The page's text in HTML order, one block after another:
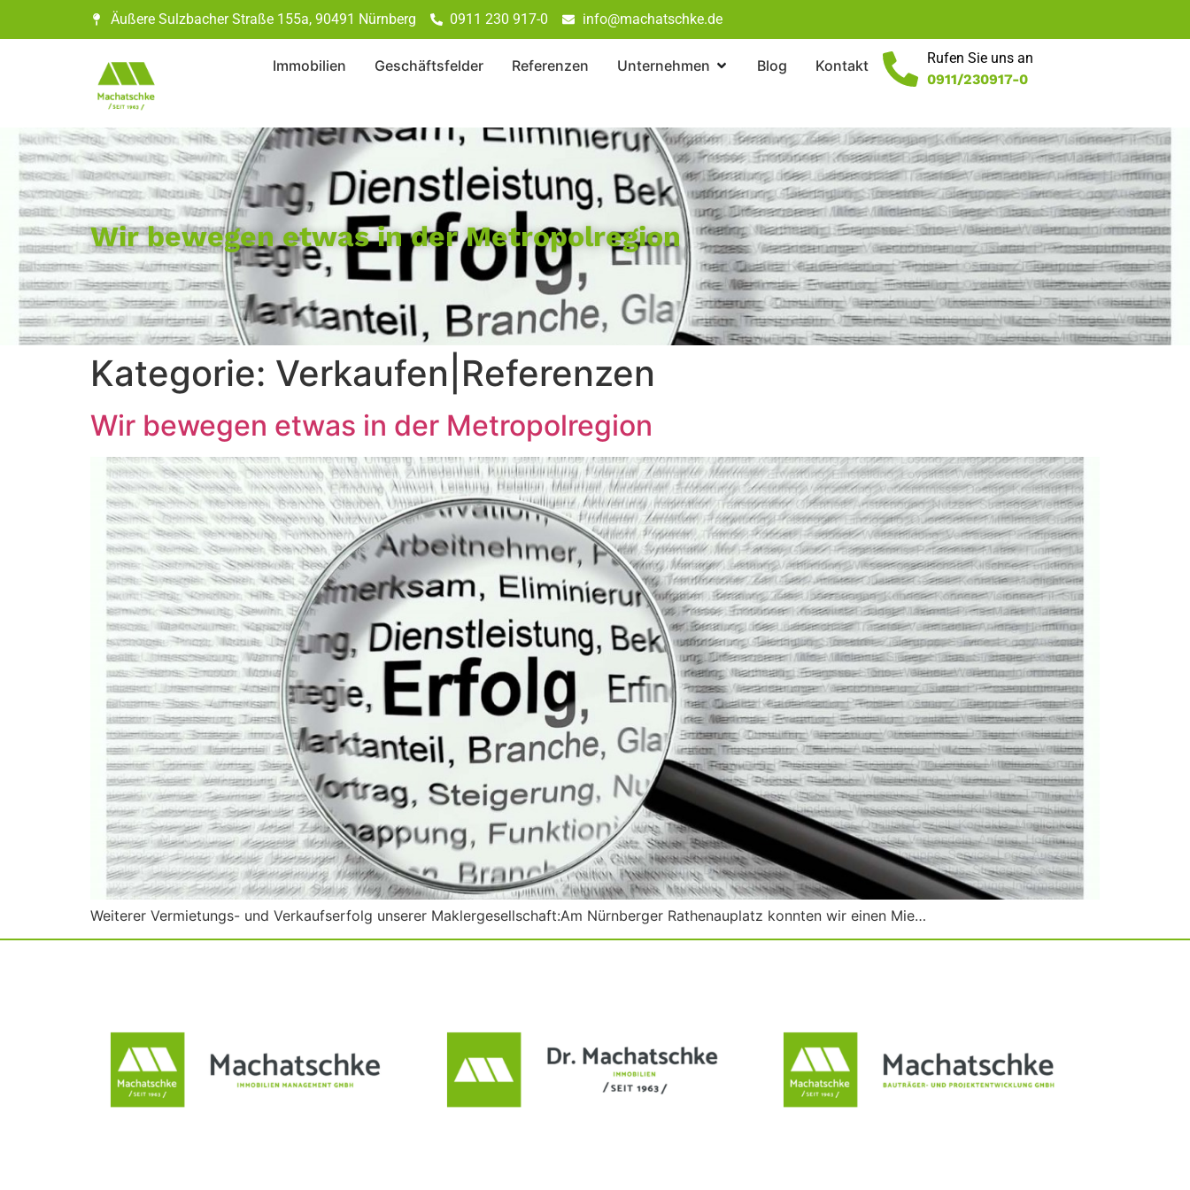
Äußere Sulzbacher Straße 155a, 90491 Nürnberg 0911 230 917-0 info@machatschke.de
Immobilien Geschäftsfelder Referenzen Unternehmen Blog Kontakt
Rufen Sie uns an
0911/230917-0
Wir bewegen etwas in der Metropolregion
Kategorie: Verkaufen|Referenzen
Wir bewegen etwas in der Metropolregion
Weiterer Vermietungs- und Verkaufserfolg unserer Maklergesellschaft:Am Nürnberger Rathenauplatz konnten wir einen Mie…